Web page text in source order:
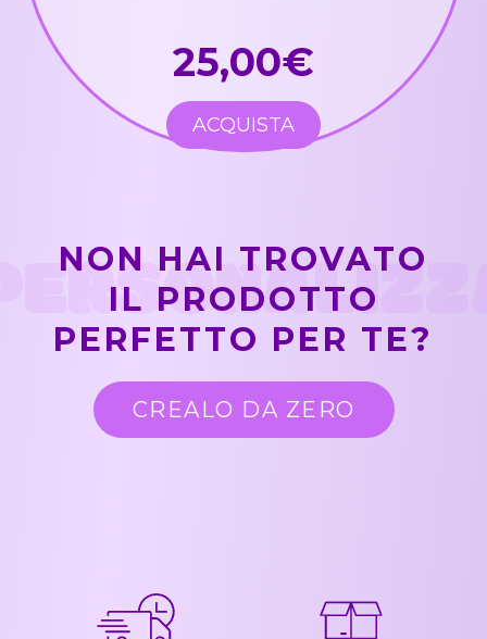
25,00€
ACQUISTA
NON HAI TROVATO
IL PRODOTTO
PERFETTO PER TE?
CREALO DA ZERO